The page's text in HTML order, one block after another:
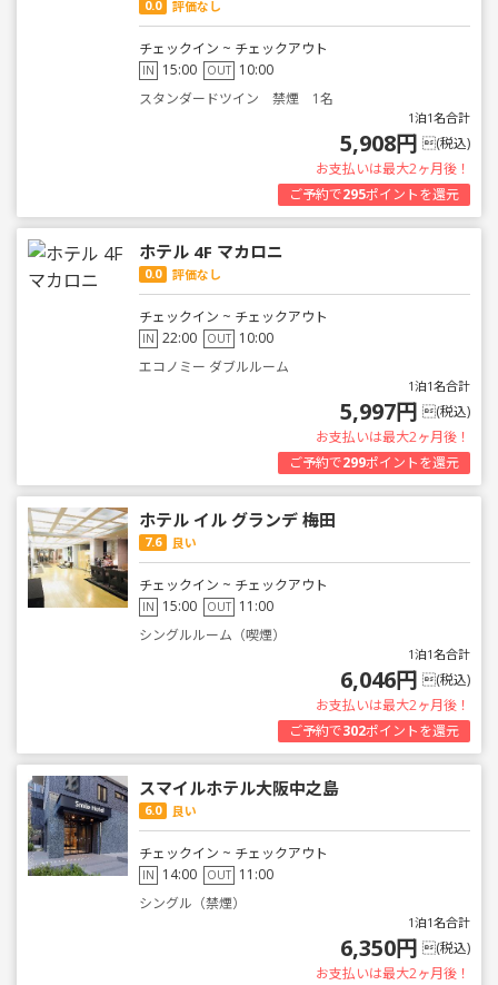
0.0 評価なし
チェックイン ~ チェックアウト
IN 15:00 OUT 10:00
スタンダードツイン 禁煙 1名
1泊1名合計
5,908円 (税込)
お支払いは最大2ヶ月後！
ご予約で295ポイントを還元
ホテル 4F マカロニ
0.0 評価なし
チェックイン ~ チェックアウト
IN 22:00 OUT 10:00
エコノミー ダブルルーム
1泊1名合計
5,997円 (税込)
お支払いは最大2ヶ月後！
ご予約で299ポイントを還元
ホテル イル グランデ 梅田
7.6 良い
チェックイン ~ チェックアウト
IN 15:00 OUT 11:00
シングルルーム（喫煙）
1泊1名合計
6,046円 (税込)
お支払いは最大2ヶ月後！
ご予約で302ポイントを還元
スマイルホテル大阪中之島
6.0 良い
チェックイン ~ チェックアウト
IN 14:00 OUT 11:00
シングル（禁煙）
1泊1名合計
6,350円 (税込)
お支払いは最大2ヶ月後！